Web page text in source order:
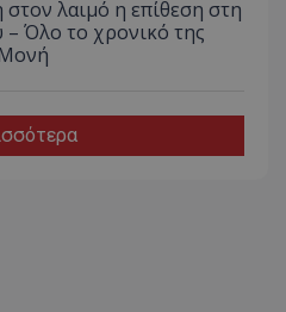
λαιμό η επίθεση στη
Όλο το χρονικό της